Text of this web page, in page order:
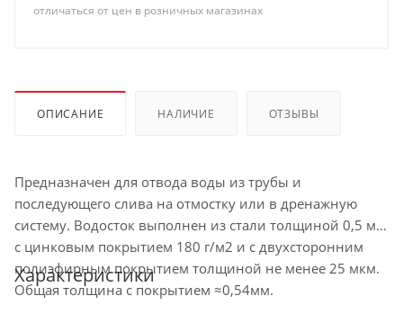
отличаться от цен в розничных магазинах
ОПИСАНИЕ НАЛИЧИЕ ОТЗЫВЫ
Предназначен для отвода воды из трубы и
последующего слива на отмостку или в дренажную
систему. Водосток выполнен из стали толщиной 0,5 мм
с цинковым покрытием 180 г/м2 и с двухсторонним
полиэфирным покрытием толщиной не менее 25 мкм.
Общая толщина с покрытием ≈0,54мм.
Характеристики